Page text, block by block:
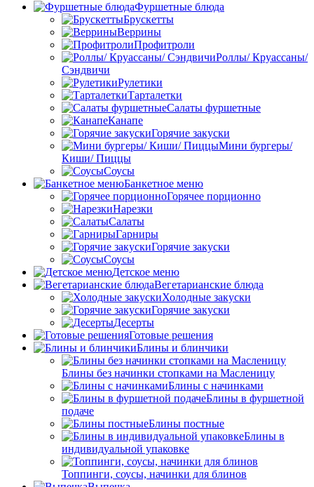
Фуршетные блюда
Брускетты
Веррины
Профитроли
Роллы/ Круассаны/
Сэндвичи
Рулетики
Тарталетки
Салаты фуршетные
Канапе
Горячие закуски
Мини бургеры/
Киши/ Пиццы
Соусы
Банкетное меню
Горячее порционно
Нарезки
Салаты
Гарниры
Горячие закуски
Соусы
Детское меню
Вегетарианские блюда
Холодные закуски
Горячие закуски
Десерты
Готовые решения
Блины и блинчики
Блины без начинки стопками на Масленицу
Блины с начинками
Блины в фуршетной
подаче
Блины постные
Блины в
индивидуальной упаковке
Топпинги, соусы, начинки для блинов